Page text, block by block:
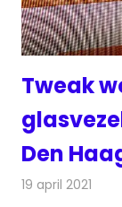
Tweak
Den
19 april 2021